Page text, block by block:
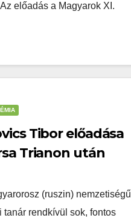
előadás a Magyarok XI.
Tibor előadása
Trianon után
(ruszin) nemzetiségű
tanár rendkívül sok, fontos